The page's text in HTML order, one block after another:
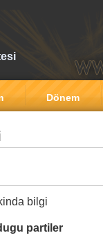
Dönem
bilgi
partiler